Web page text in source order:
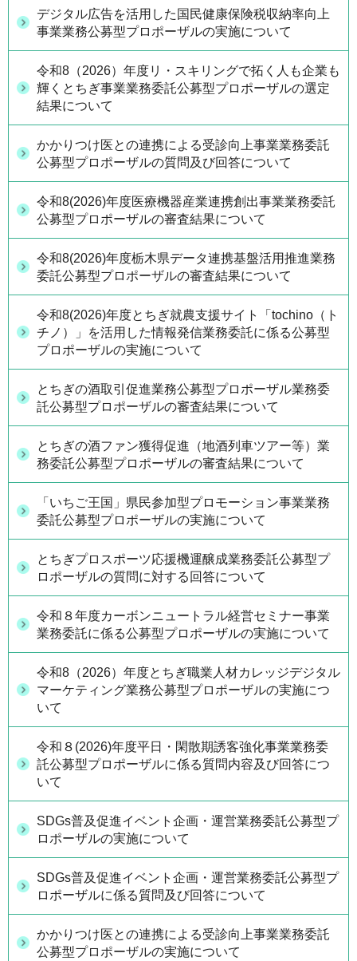
デジタル広告を活用した国民健康保険税収納率向上
事業業務公募型プロポーザルの実施について
令和8（2026）年度リ・スキリングで拓く人も企業も
輝くとちぎ事業業務委託公募型プロポーザルの選定
結果について
かかりつけ医との連携による受診向上事業業務委託
公募型プロポーザルの質問及び回答について
令和8(2026)年度医療機器産業連携創出事業業務委託
公募型プロポーザルの審査結果について
令和8(2026)年度栃木県データ連携基盤活用推進業務
委託公募型プロポーザルの審査結果について
令和8(2026)年度とちぎ就農支援サイト「tochino（ト
チノ）」を活用した情報発信業務委託に係る公募型
プロポーザルの実施について
とちぎの酒取引促進業務公募型プロポーザル業務委
託公募型プロポーザルの審査結果について
とちぎの酒ファン獲得促進（地酒列車ツアー等）業
務委託公募型プロポーザルの審査結果について
「いちご王国」県民参加型プロモーション事業業務
委託公募型プロポーザルの実施について
とちぎプロスポーツ応援機運醸成業務委託公募型プ
ロポーザルの質問に対する回答について
令和８年度カーボンニュートラル経営セミナー事業
業務委託に係る公募型プロポーザルの実施について
令和8（2026）年度とちぎ職業人材カレッジデジタル
マーケティング業務公募型プロポーザルの実施につ
いて
令和８(2026)年度平日・閑散期誘客強化事業業務委
託公募型プロポーザルに係る質問内容及び回答につ
いて
SDGs普及促進イベント企画・運営業務委託公募型プ
ロポーザルの実施について
SDGs普及促進イベント企画・運営業務委託公募型プ
ロポーザルに係る質問及び回答について
かかりつけ医との連携による受診向上事業業務委託
公募型プロポーザルの実施について